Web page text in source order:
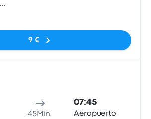
9 €
45Min.
07:45
Aeropuerto